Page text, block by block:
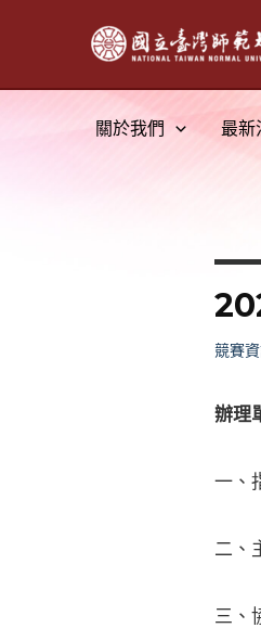
關於我們 最新
競賽
辦理
一、
二、
三、